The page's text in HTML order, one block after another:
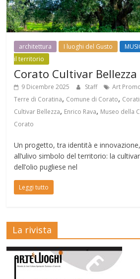
architettura I luoghi del Gusto
il territorio
Corato Cultivar Bellezza
9 Dicembre 2025 Staff Art
Terre di Coratina, Comune di Corato,
Cultivar Bellezza, Enrico Rava, Museo della
Corato
Un progetto, tra identità e
all’ulivo simbolo del territorio: la
dell’olio pugliese nel
Leggi tutto
La rivista